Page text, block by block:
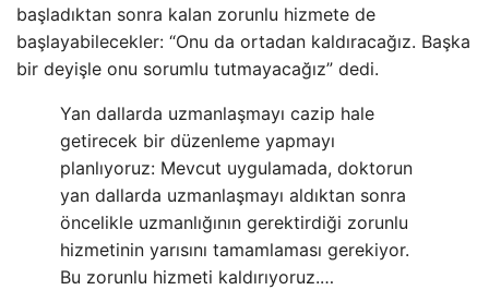
başladıktan sonra kalan zorunlu hizmete de
başlayabilecekler: “Onu da ortadan kaldıracağız. Başka
bir deyişle onu sorumlu tutmayacağız” dedi.
Yan dallarda uzmanlaşmayı cazip hale
getirecek bir düzenleme yapmayı
planlıyoruz: Mevcut uygulamada, doktorun
yan dallarda uzmanlaşmayı aldıktan sonra
öncelikle uzmanlığının gerektirdiği zorunlu
hizmetinin yarısını tamamlaması gerekiyor.
Bu zorunlu hizmeti kaldırıyoruz.…